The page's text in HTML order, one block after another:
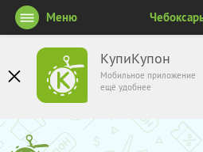
КупиКупон
Мобильное приложение
ещё удобнее
Меню